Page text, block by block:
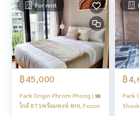
K Village : 1.1 กม.
สวนเพลินมาร์เก็ต : 2.0 กม.
Terminal 21 : 2.0 กม.
โรบินสัน สุขุมวิท : 2.1 กม.
Korean Town : 2.2 กม.
Major Cineplex เอกมัย : 2.2 กม.
Gateway เอกมัย : 2.7 กม.
รร.สายน้ำผึ้ง : 200 ม.
รร.วัฒนาวิทยาลัย : 2.9 กม.
มหาวิทยาลัยศรีนครินทร์วิโรฒ : 2.9 กม.
For rent
฿45,000
Park Origin Phrom Phong | 🚝
ใกล้ BTSพร้อมพงษ์ #HL Focus
฿
Park